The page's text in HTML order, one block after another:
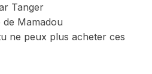
Tanger
Mamadou
ne peux plus acheter ces